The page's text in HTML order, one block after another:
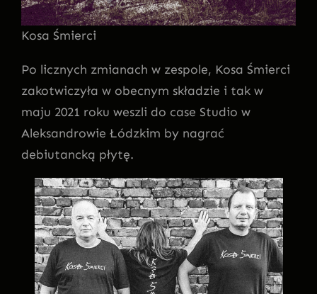
Kosa Śmierci
Po licznych zmianach w zespole, Kosa Śmierci
zakotwiczyła w obecnym składzie i tak w
maju 2021 roku weszli do case Studio w
Aleksandrowie Łódzkim by nagrać
debiutancką płytę.